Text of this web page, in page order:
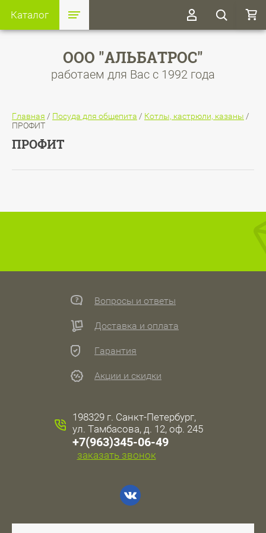
Каталог
ООО "АЛЬБАТРОС"
работаем для Вас с 1992 года
Главная / Посуда для общепита / Котлы, кастрюли, казаны /
ПРОФИТ
ПРОФИТ
Вопросы и ответы
Доставка и оплата
Гарантия
Акции и скидки
198329 г. Санкт-Петербург,
ул. Тамбасова, д. 12, оф. 245
+7(963)345-06-49
заказать звонок